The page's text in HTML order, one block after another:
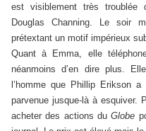
est visiblement très
Douglas Channing. Le soir
prétextant un motif impérieux
Quant à Emma, elle
néanmoins d’en dire plus.
l’homme que Phillip Erikson
parvenue jusque-là à esquiver.
acheter des actions duGlobe